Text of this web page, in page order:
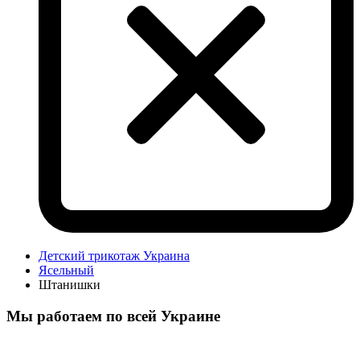
Детский трикотаж Украина
Ясельный
Штанишки
Мы работаем по всей Украине